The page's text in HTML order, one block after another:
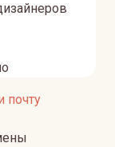
почту